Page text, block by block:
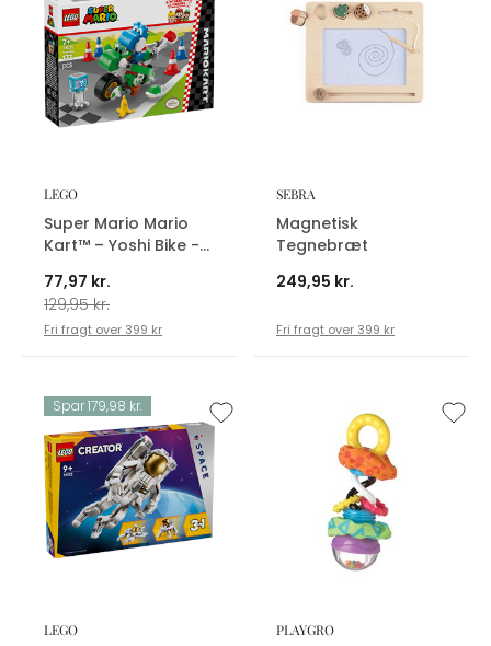
LEGO
Super Mario Mario
Kart™ – Yoshi Bike -
77,97 kr.
129,95 kr.
Fri fragt over 399 kr
SEBRA
Magnetisk
Tegnebræt
249,95 kr.
Fri fragt over 399 kr
Spar 179,98 kr.
LEGO PLAYGRO